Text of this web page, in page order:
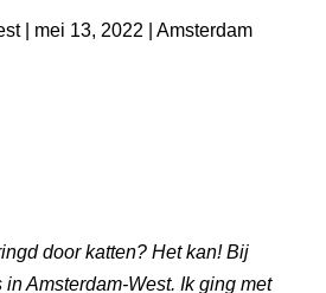
| mei 13, 2022 Amsterdam
door katten? Het kan! Bij
in Amsterdam-West. Ik ging met